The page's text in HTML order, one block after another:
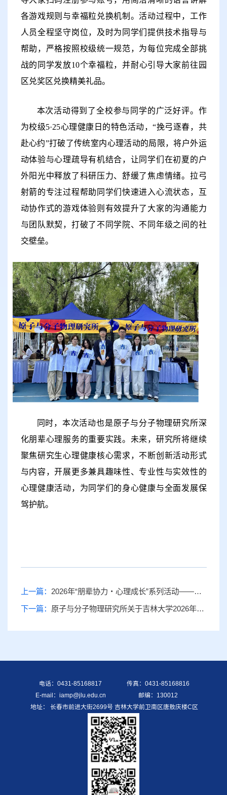
各游戏规则与幸福粒兑换机制。活动过程中，工作
人员全程坚守岗位，及时为同学们提供技术指导与
帮助，严格按照校级统一规范，为每位完成全部挑
战的同学发放10个幸福粒，并耐心引导大家前往园
区兑奖区兑换精美礼品。
本次活动得到了全校参与同学的广泛好评。作
为校级5·25心理健康日的特色活动，“挽弓逐春，共
赴心约”打破了传统室内心理活动的局限，将户外运
动体验与心理疏导有机结合，让同学们在初夏的户
外阳光中释放了科研压力、舒缓了焦虑情绪。拉弓
射箭的专注过程帮助同学们快速进入心流状态，互
动协作式的游戏体验则有效提升了大家的沟通能力
与团队默契，打破了不同学院、不同年级之间的社
交壁垒。
同时，本次活动也是原子与分子物理研究所深
化朋辈心理服务的重要实践。未来，研究所将继续
聚焦研究生心理健康核心需求，不断创新活动形式
与内容，开展更多兼具趣味性、专业性与实效性的
心理健康活动，为同学们的身心健康与全面发展保
驾护航。
上一篇： 2026年“朋辈协力・心理成长”系列活动——原子与分子物理研究所开展“指尖造物，心向美好”手工创作心流体验活动
下一篇： 原子与分子物理研究所关于吉林大学2026年度十佳研究生拟推荐人选的公示
电话：0431-85168817
传真：0431-85168816
E-mail：iamp@jlu.edu.cn
邮编：130012
地址： 长春市前进大街2699号 吉林大学前卫南区唐敖庆楼C区